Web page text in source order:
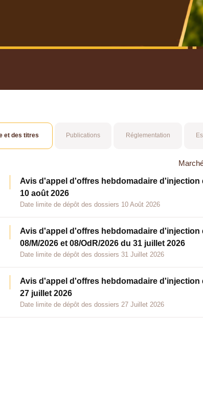
et des titres Publications Réglementation
Avis d'appel d'offres hebdomadaire d'injection
10 août 2026
Date limite de dépôt des dossiers 10 Août 2026
Avis d'appel d'offres hebdomadaire d'injection
08/M/2026 et 08/OdR/2026 du 31 juillet 2026
Date limite de dépôt des dossiers 31 Juillet 2026
Avis d'appel d'offres hebdomadaire d'injection
27 juillet 2026
Date limite de dépôt des dossiers 27 Juillet 2026